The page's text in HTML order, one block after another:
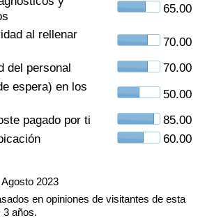
65.00
al rellenar
70.00
del personal
70.00
espera) en los
50.00
pagado por ti
85.00
60.00
2023
en opiniones de visitantes de esta
3 años.
por país